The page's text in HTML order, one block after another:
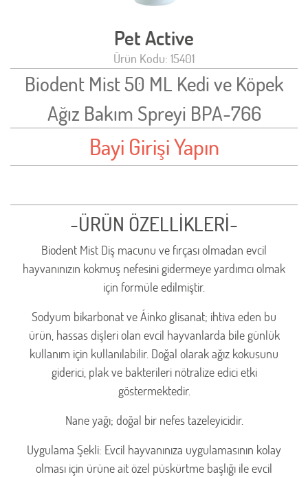
Pet Active
Ürün Kodu: 15401
Biodent Mist 50 ML Kedi ve Köpek
Ağız Bakım Spreyi BPA-766
Bayi Girişi Yapın
-ÜRÜN ÖZELLİKLERİ-
Biodent Mist Diş macunu ve fırçası olmadan evcil
hayvanınızın kokmuş nefesini gidermeye yardımcı olmak
için formüle edilmiştir.
Sodyum bikarbonat ve Áinko glisanat; ihtiva eden bu
ürün, hassas dişleri olan evcil hayvanlarda bile günlük
kullanım için kullanılabilir. Doğal olarak ağız kokusunu
giderici, plak ve bakterileri nötralize edici etki
göstermektedir.
Nane yağı; doğal bir nefes tazeleyicidir.
Uygulama Şekli: Evcil hayvanınıza uygulamasının kolay
olması için ürüne ait özel püskürtme başlığı ile evcil